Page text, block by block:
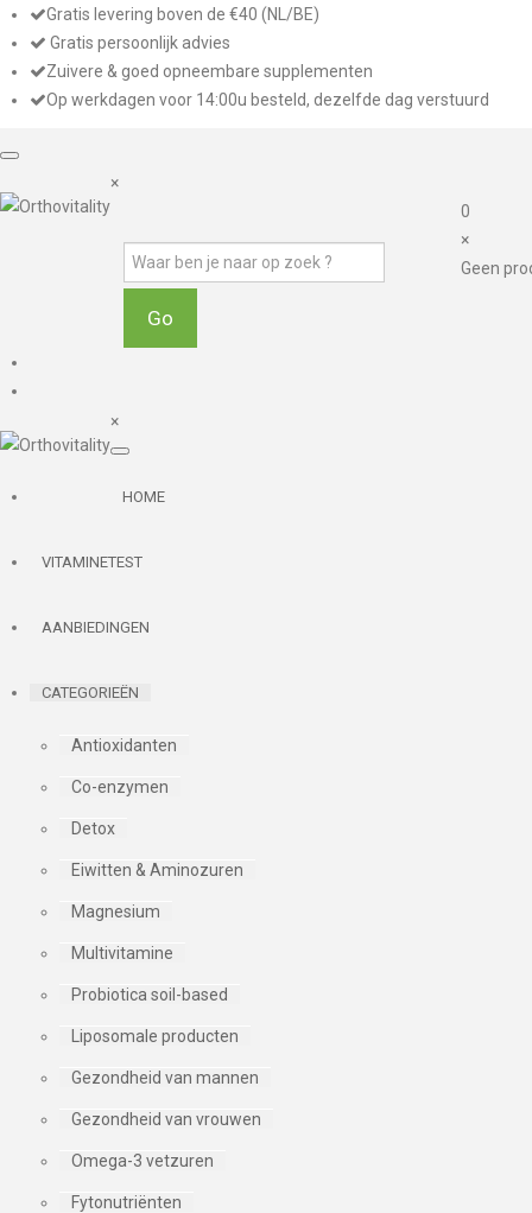
Gratis levering boven de €40 (NL/BE)
Gratis persoonlijk advies
Zuivere & goed opneembare supplementen
Op werkdagen voor 14:00u besteld, dezelfde dag verstuurd
×
0
×
Geen
×
HOME
VITAMINETEST
AANBIEDINGEN
CATEGORIEËN
Antioxidanten
Co-enzymen
Detox
Eiwitten & Aminozuren
Magnesium
Multivitamine
Probiotica soil-based
Liposomale producten
Gezondheid van mannen
Gezondheid van vrouwen
Omega-3 vetzuren
Fytonutriënten